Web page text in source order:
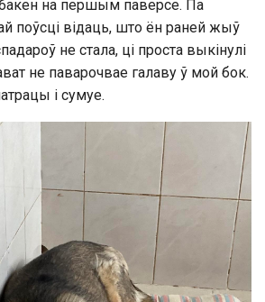
на першым паверсе. Па
поўсці відаць, што ён раней жыў
не стала, ці проста выкінулі
не паварочвае галаву ў мой бок.
і сумуе.